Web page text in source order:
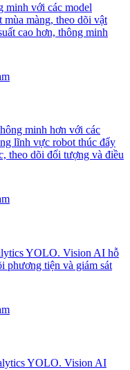
minh với các model
màng, theo dõi vật
cao hơn, thông minh
minh hơn với các
lĩnh vực robot thúc đẩy
theo dõi đối tượng và điều
YOLO. Vision AI hỗ
phương tiện và giám sát
YOLO. Vision AI